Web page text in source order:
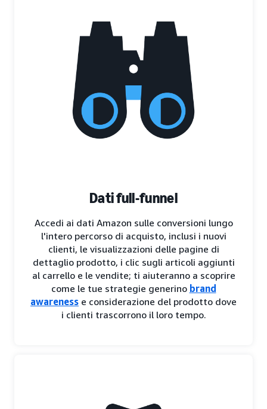
Dati full-funnel
Accedi ai dati Amazon sulle conversioni lungo
l'intero percorso di acquisto, inclusi i nuovi
clienti, le visualizzazioni delle pagine di
dettaglio prodotto, i clic sugli articoli aggiunti
al carrello e le vendite; ti aiuteranno a scoprire
come le tue strategie generino brand
awareness e considerazione del prodotto dove
i clienti trascorrono il loro tempo.